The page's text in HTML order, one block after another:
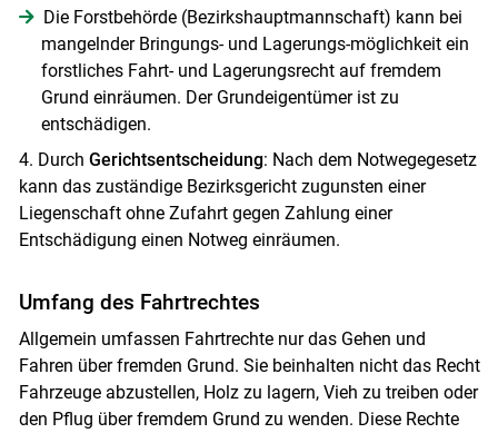
Skip to main content
Die Forstbehörde (Bezirkshauptmannschaft) kann bei
mangelnder Bringungs- und Lagerungs-möglichkeit ein
forstliches Fahrt- und Lagerungsrecht auf fremdem
Grund einräumen. Der Grundeigentümer ist zu
entschädigen.
4. Durch Gerichtsentscheidung: Nach dem Notwegegesetz
kann das zuständige Bezirksgericht zugunsten einer
Liegenschaft ohne Zufahrt gegen Zahlung einer
Entschädigung einen Notweg einräumen.
Umfang des Fahrtrechtes
Allgemein umfassen Fahrtrechte nur das Gehen und
Fahren über fremden Grund. Sie beinhalten nicht das Recht
Fahrzeuge abzustellen, Holz zu lagern, Vieh zu treiben oder
den Pflug über fremdem Grund zu wenden. Diese Rechte